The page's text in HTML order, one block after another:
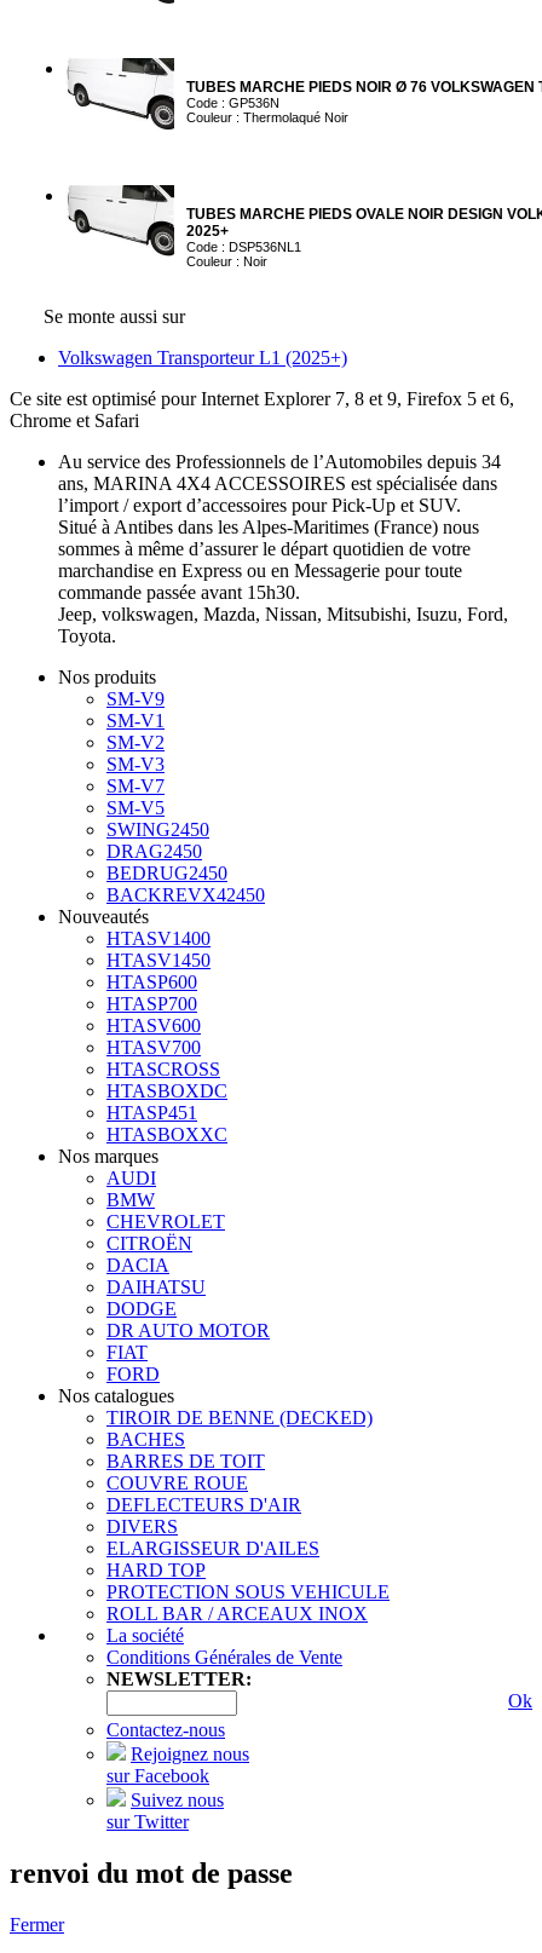
TUBES MARCHE PIEDS NOIR Ø 76 VOLKSWAGEN
Code : GP536N
Couleur : Thermolaqué Noir
TUBES MARCHE PIEDS OVALE NOIR DESIGN
2025+
Code : DSP536NL1
Couleur : Noir
Se monte aussi sur
Volkswagen Transporteur L1 (2025+)
Ce site est optimisé pour Internet Explorer 7, 8 et 9, Firefox 5 et 6,
Chrome et Safari
Au service des Professionnels de l’Automobiles depuis 34
ans, MARINA 4X4 ACCESSOIRES est spécialisée dans
l’import / export d’accessoires pour Pick-Up et SUV.
Situé à Antibes dans les Alpes-Maritimes (France) nous
sommes à même d’assurer le départ quotidien de votre
marchandise en Express ou en Messagerie pour toute
commande passée avant 15h30.
Jeep, volkswagen, Mazda, Nissan, Mitsubishi, Isuzu, Ford,
Toyota.
Nos produits
SM-V9
SM-V1
SM-V2
SM-V3
SM-V7
SM-V5
SWING2450
DRAG2450
BEDRUG2450
BACKREVX42450
Nouveautés
HTASV1400
HTASV1450
HTASP600
HTASP700
HTASV600
HTASV700
HTASCROSS
HTASBOXDC
HTASP451
HTASBOXXC
Nos marques
AUDI
BMW
CHEVROLET
CITROËN
DACIA
DAIHATSU
DODGE
DR AUTO MOTOR
FIAT
FORD
Nos catalogues
TIROIR DE BENNE (DECKED)
BACHES
BARRES DE TOIT
COUVRE ROUE
DEFLECTEURS D'AIR
DIVERS
ELARGISSEUR D'AILES
HARD TOP
PROTECTION SOUS VEHICULE
ROLL BAR / ARCEAUX INOX
La société
Conditions Générales de Vente
NEWSLETTER:
Ok
Contactez-nous
Rejoignez nous
sur Facebook
Suivez nous
sur Twitter
renvoi du mot de passe
Fermer